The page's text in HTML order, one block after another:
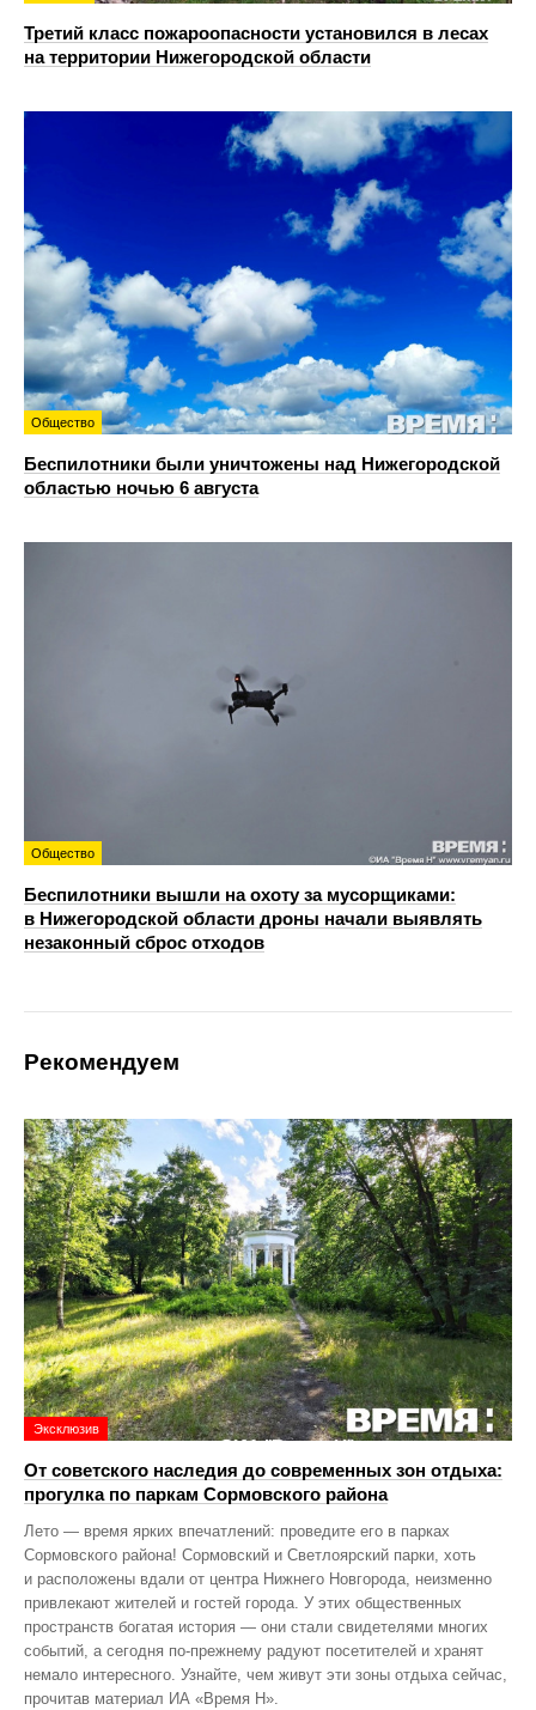
Третий класс пожароопасности установился в лесах
на территории Нижегородской области
Общество
Беспилотники были уничтожены над Нижегородской
областью ночью 6 августа
Общество
Беспилотники вышли на охоту за мусорщиками:
в Нижегородской области дроны начали выявлять
незаконный сброс отходов
Рекомендуем
Эксклюзив
От советского наследия до современных зон отдыха:
прогулка по паркам Сормовского района
Лето — время ярких впечатлений: проведите его в парках
Сормовского района! Сормовский и Светлоярский парки, хоть
и расположены вдали от центра Нижнего Новгорода, неизменно
привлекают жителей и гостей города. У этих общественных
пространств богатая история — они стали свидетелями многих
событий, а сегодня по‑прежнему радуют посетителей и хранят
немало интересного. Узнайте, чем живут эти зоны отдыха сейчас,
прочитав материал ИА «Время Н».